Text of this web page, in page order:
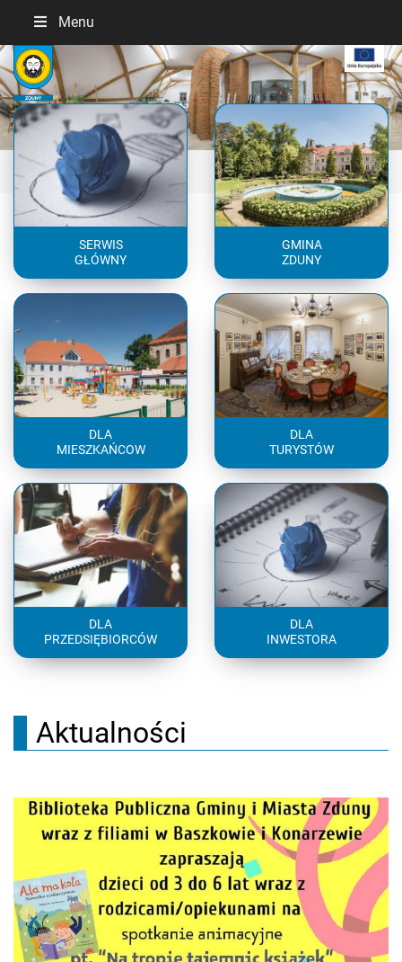
Menu
Previous Next
SERWIS
GŁÓWNY
GMINA
ZDUNY
DLA
MIESZKAŃCOW
DLA
TURYSTÓW
DLA
PRZEDSIĘBIORCÓW
DLA
INWESTORA
Aktualności